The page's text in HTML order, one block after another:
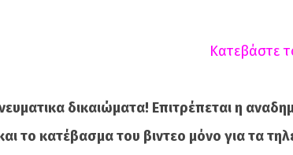
Κατεβάστε
δικαιώματα! Επιτρέπεται η
το κατέβασμα του βιντεο μόνο για τα